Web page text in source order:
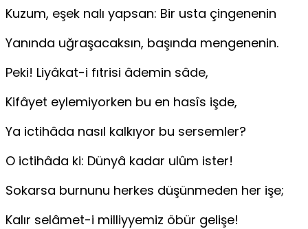
Kuzum, eşek nalı yapsan: Bir usta çingenenin
Yanında uğraşacaksın, başında mengenenin.
Peki! Liyâkat-i fıtrisi âdemin sâde,
Kifâyet eylemiyorken bu en hasîs işde,
Ya ictihâda nasıl kalkıyor bu sersemler?
O ictihâda ki: Dünyâ kadar ulûm ister!
Sokarsa burnunu herkes düşünmeden her işe;
Kalır selâmet-i milliyyemiz öbür gelişe!